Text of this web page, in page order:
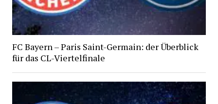
FC Bayern – Paris Saint-Germain: der Überblick
für das CL-Viertelfinale